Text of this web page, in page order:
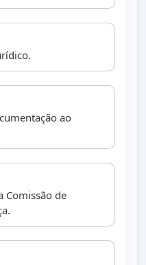
ao
Comissão de